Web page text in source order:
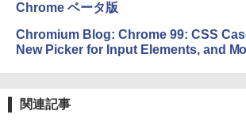
イ、色調調節ライト、
テリー、広告無し、ブ
Chrome ベータ版
Chromium Blog: Chrome 99: CSS
New Picker for Input Elements, and
関連記事